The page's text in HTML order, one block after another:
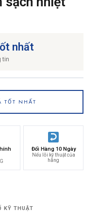
nhất
tin
TỐT NHẤT
Đổi Hàng 10 Ngày
Nếu lỗi kỹ thuật của
hãng
KỸ THUẬT